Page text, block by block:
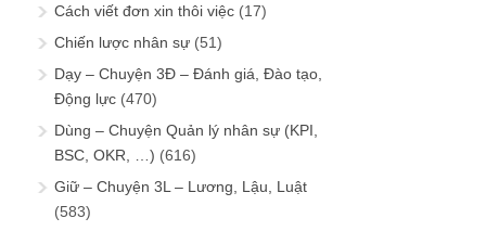
Cách viết đơn xin thôi việc (17)
Chiến lược nhân sự (51)
Dạy – Chuyện 3Đ – Đánh giá, Đào tạo,
Động lực (470)
Dùng – Chuyện Quản lý nhân sự (KPI,
BSC, OKR, …) (616)
Giữ – Chuyện 3L – Lương, Lậu, Luật
(583)